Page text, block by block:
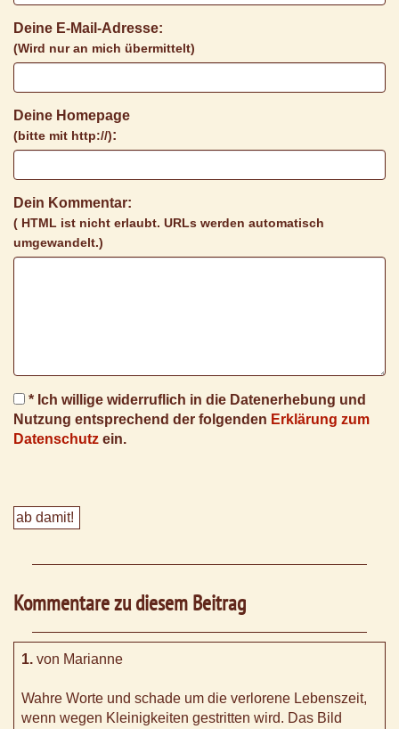
Deine E-Mail-Adresse:
(Wird nur an mich übermittelt)
Deine Homepage
(bitte mit http://):
Dein Kommentar:
( HTML ist nicht erlaubt. URLs werden automatisch
umgewandelt.)
* Ich willige widerruflich in die Datenerhebung und
Nutzung entsprechend der folgenden Erklärung zum
Datenschutz ein.
Kommentare zu diesem Beitrag
1. von Marianne
Wahre Worte und schade um die verlorene Lebenszeit,
wenn wegen Kleinigkeiten gestritten wird. Das Bild